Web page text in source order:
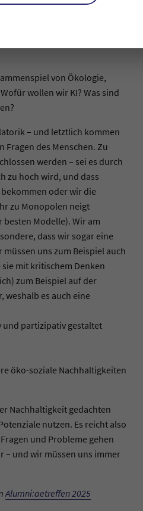
Praktiken? Ist
noch einmal
abgeändert wurde (ja, habe
von Ökologie,
wollen wir KI? Was sind
– und letztlich kommen
des Menschen. Zu
werden – sei es durch
zu hoch wird, und dass
oder wir die
zu Monopolen neigt
Modelle). Wir am
dass wir sogar eine
uns zum Beispiel auch
mit kritischem Denken
zum Beispiel auf der
weshalb es auch eine
partizipativ gestaltet
öko-soziale Nachhaltigkeiten
Nachhaltigkeit gedachten
nutzen. Es reicht also
und Probleme gehen
– und wir müssen uns immer
Alumni:aetreffen 2025